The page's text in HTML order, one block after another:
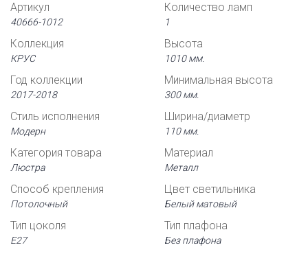
Артикул
40666-1012
Коллекция
КРУС
Год коллекции
2017-2018
Стиль исполнения
Модерн
Категория товара
Люстра
Способ крепления
Потолочный
Тип цоколя
Е27
Количество ламп
1
Высота
1010 мм.
Минимальная высота
300 мм.
Ширина/диаметр
110 мм.
Материал
Металл
Цвет светильника
Белый матовый
Тип плафона
Без плафона